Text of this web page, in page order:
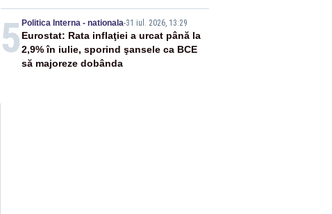
continue consolidarea stabilității
economice și financiare
5 Politica Interna - nationala-31 iul. 2026, 13:29
Eurostat: Rata inflaţiei a urcat până la
2,9% în iulie, sporind şansele ca BCE
să majoreze dobânda